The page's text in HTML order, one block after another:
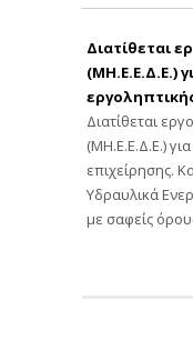
Διατίθεται
(ΜΗ.Ε.Ε.Δ.Ε.)
Διατίθεται
(ΜΗ.Ε.Ε.Δ.Ε.)
επιχείρησης.
Υδραυλικά
με σαφείς